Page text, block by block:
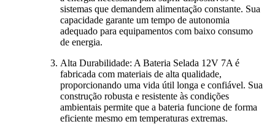
sistemas que demandem alimentação constante. Sua
capacidade garante um tempo de autonomia
adequado para equipamentos com baixo consumo
de energia.
Alta Durabilidade: A Bateria Selada 12V 7A é
fabricada com materiais de alta qualidade,
proporcionando uma vida útil longa e confiável. Sua
construção robusta e resistente às condições
ambientais permite que a bateria funcione de forma
eficiente mesmo em temperaturas extremas.